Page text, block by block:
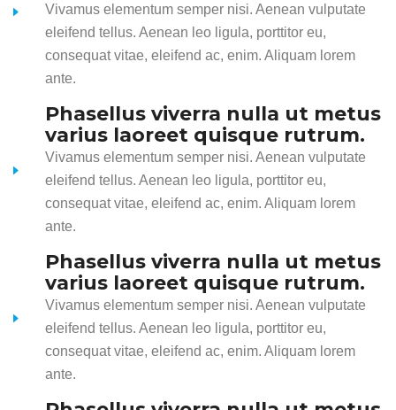
Vivamus elementum semper nisi. Aenean vulputate
eleifend tellus. Aenean leo ligula, porttitor eu,
consequat vitae, eleifend ac, enim. Aliquam lorem
ante.
Phasellus viverra nulla ut metus
varius laoreet quisque rutrum.
Vivamus elementum semper nisi. Aenean vulputate
eleifend tellus. Aenean leo ligula, porttitor eu,
consequat vitae, eleifend ac, enim. Aliquam lorem
ante.
Phasellus viverra nulla ut metus
varius laoreet quisque rutrum.
Vivamus elementum semper nisi. Aenean vulputate
eleifend tellus. Aenean leo ligula, porttitor eu,
consequat vitae, eleifend ac, enim. Aliquam lorem
ante.